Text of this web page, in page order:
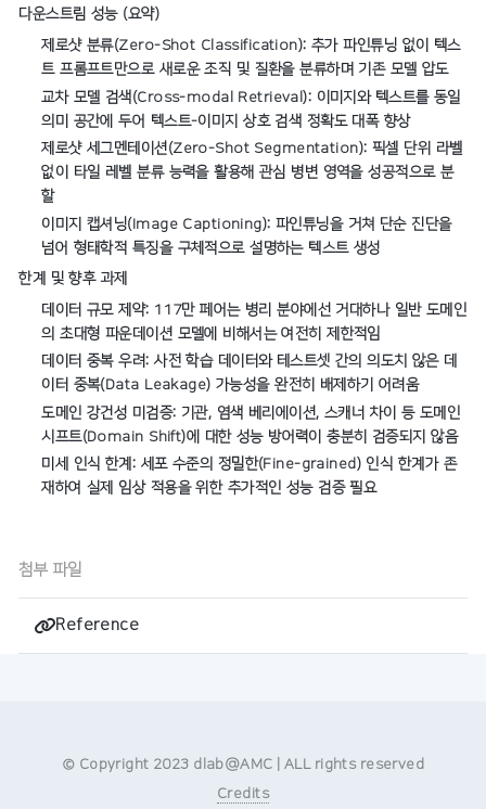
다운스트림 성능 (요약)
제로샷 분류(Zero-Shot Classification): 추가 파인튜닝 없이 텍스
트 프롬프트만으로 새로운 조직 및 질환을 분류하며 기존 모델 압도
교차 모델 검색(Cross-modal Retrieval): 이미지와 텍스트를 동일
의미 공간에 두어 텍스트-이미지 상호 검색 정확도 대폭 향상
제로샷 세그멘테이션(Zero-Shot Segmentation): 픽셀 단위 라벨
없이 타일 레벨 분류 능력을 활용해 관심 병변 영역을 성공적으로 분
할
이미지 캡셔닝(Image Captioning): 파인튜닝을 거쳐 단순 진단을
넘어 형태학적 특징을 구체적으로 설명하는 텍스트 생성
한계 및 향후 과제
데이터 규모 제약: 117만 페어는 병리 분야에선 거대하나 일반 도메인
의 초대형 파운데이션 모델에 비해서는 여전히 제한적임
데이터 중복 우려: 사전 학습 데이터와 테스트셋 간의 의도치 않은 데
이터 중복(Data Leakage) 가능성을 완전히 배제하기 어려움
도메인 강건성 미검증: 기관, 염색 베리에이션, 스캐너 차이 등 도메인
시프트(Domain Shift)에 대한 성능 방어력이 충분히 검증되지 않음
미세 인식 한계: 세포 수준의 정밀한(Fine-grained) 인식 한계가 존
재하여 실제 임상 적용을 위한 추가적인 성능 검증 필요
첨부 파일
Reference
© Copyright 2023 dlab@AMC | ALL rights reserved
Credits